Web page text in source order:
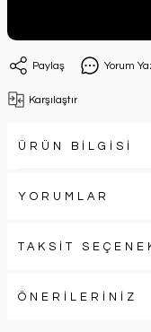
Paylaş Yorum
Karşılaştır
ÜRÜN BİLGİSİ
YORUMLAR
TAKSİT
ÖNERİLERİNİZ